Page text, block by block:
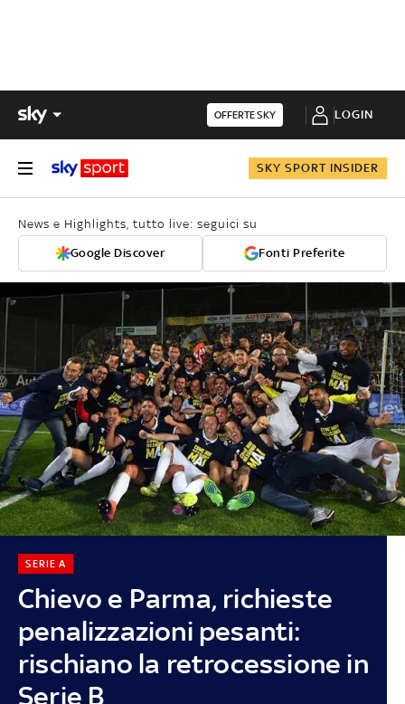
OFFERTE SKY LOGIN
SKY SPORT INSIDER
News e Highlights, tutto live: seguici su
Google Discover Fonti Preferite
Chievo e Parma, richieste
penalizzazioni pesanti:
rischiano la retrocessione in
Serie B
SERIE A